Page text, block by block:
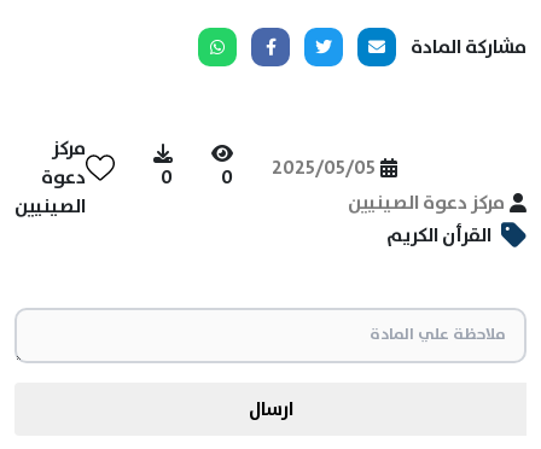
مشاركة المادة
مركز دعوة الصينيين
2025/05/05
0
0
مركز
دعوة
الصينيين
القرأن الكريم
ارسال